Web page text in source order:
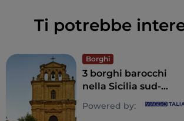
Ti potrebbe
Borghi
3 borghi barocchi
nella Sicilia sud-
Powered by: